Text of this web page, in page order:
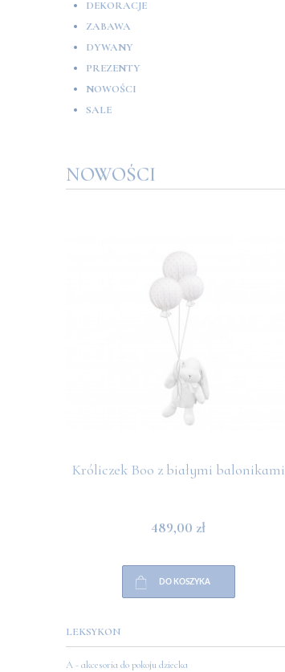
DEKORACJE
ZABAWA
DYWANY
PREZENTY
NOWOŚCI
SALE
NOWOŚCI
Króliczek Boo z białymi balonikami
489,00 zł
DO KOSZYKA
LEKSYKON
A - akcesoria do pokoju dziecka